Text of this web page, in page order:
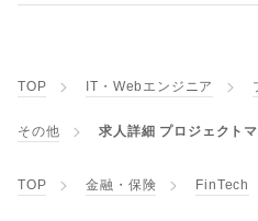
TOP IT・Webエンジニア
その他 求人詳細 プロジェクト
TOP 金融・保険 FinTech